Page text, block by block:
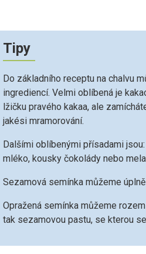
Tipy
Do základního receptu na chalvu
ingrediencí. Velmi oblíbená je
lžičku pravého kakaa, ale
jakési mramorování.
Dalšími oblíbenými přísadami
mléko, kousky čokolády nebo
Sezamová semínka můžeme
Opražená semínka můžeme
tak sezamovou pastu, se kterou